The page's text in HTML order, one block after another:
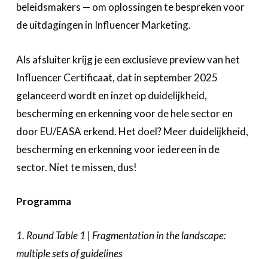
beleidsmakers — om oplossingen te bespreken voor
de uitdagingen in Influencer Marketing.
Als afsluiter krijg je een exclusieve preview van het
Influencer Certificaat, dat in september 2025
gelanceerd wordt en inzet op duidelijkheid,
bescherming en erkenning voor de hele sector en
door EU/EASA erkend. Het doel? Meer duidelijkheid,
bescherming en erkenning voor iedereen in de
sector. Niet te missen, dus!
Programma
1. Round Table 1 | Fragmentation in the landscape:
multiple sets of guidelines